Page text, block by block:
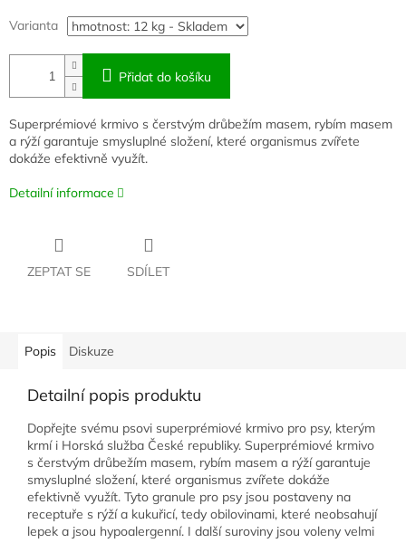
Varianta
Přidat do košíku
Superprémiové krmivo s čerstvým drůbežím masem, rybím masem
a rýží garantuje smysluplné složení, které organismus zvířete
dokáže efektivně využít.
Detailní informace
ZEPTAT SE SDÍLET
Popis Diskuze
Detailní popis produktu
Dopřejte svému psovi superprémiové krmivo pro psy, kterým
krmí i Horská služba České republiky. Superprémiové krmivo
s čerstvým drůbežím masem, rybím masem a rýží garantuje
smysluplné složení, které organismus zvířete dokáže
efektivně využít. Tyto granule pro psy jsou postaveny na
receptuře s rýží a kukuřicí, tedy obilovinami, které neobsahují
lepek a jsou hypoalergenní. I další suroviny jsou voleny velmi